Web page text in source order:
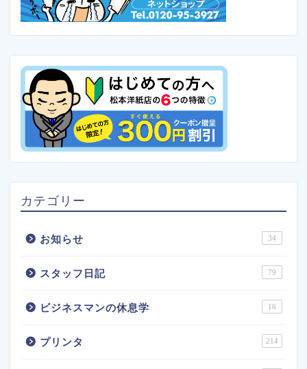
カテゴリー
お知らせ 34
スタッフ日記 79
ビジネスマンの休息学 16
プリンタ 214